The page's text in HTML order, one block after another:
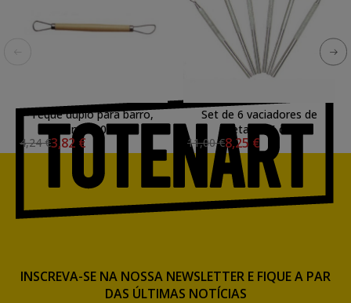
Teque duplo para barro,
mod. 02
4,24 €3,82 €
Set de 6 vaciadores de
metal 12.5 cm.
11,00 €8,25 €
INSCREVA-SE NA NOSSA NEWSLETTER E FIQUE A PAR
DAS ÚLTIMAS NOTÍCIAS